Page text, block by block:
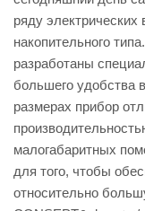
ряду электрических
накопительного
разработаны
большего удобства
размерах прибор
малогабаритных
для того, чтобы
относительно